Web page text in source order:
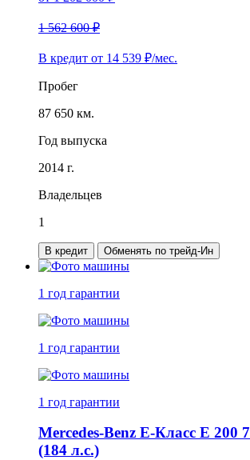
1 562 600 ₽
В кредит от 14 539 ₽/мес.
Пробег
87 650 км.
Год выпуска
2014 г.
Владельцев
1
В кредит Обменять по трейд-Ин
1 год гарантии
1 год гарантии
1 год гарантии
Mercedes-Benz E-Класс E 200
(184 л.с.)